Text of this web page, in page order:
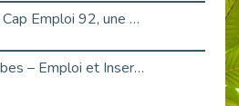
Primark recrute avec Cap Emploi 92, une matinée couronnée de succès !
Job Dating de Colombes – Emploi et Insertion